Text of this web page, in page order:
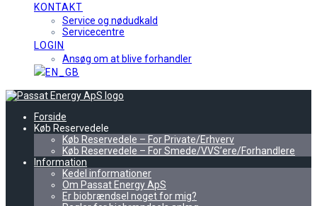
KONTAKT
Service og nødudkald
Servicecentre
LOGIN
Ansøg om at blive forhandler
Forside
Køb Reservedele
Køb Reservedele – For Private/Erhverv
Køb Reservedele – For Smede/VVS’ere/Forhandlere
Information
Kedel informationer
Om Passat Energy ApS
Er biobrændsel noget for mig?